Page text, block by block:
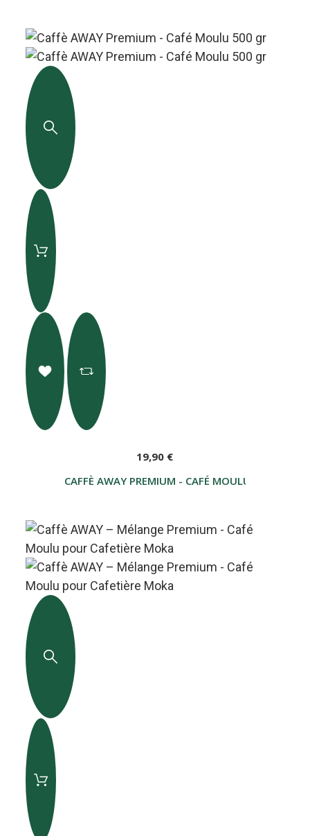
CAFFÈ AWAY PREMIUM - CAFÉ MOULU 500 GR
19,90 €